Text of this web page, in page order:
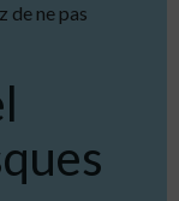
de ne pas